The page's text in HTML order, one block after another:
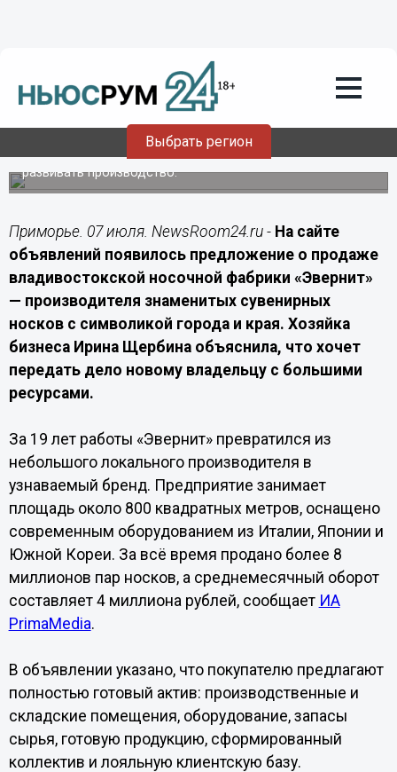
Выбрать регион
07.07.202614:00
Прославившая Владивосток носочная
фабрика выставлена на продажу
Бренд с 19-летней историей ищет покупателя, готового
развивать производство.
Приморье. 07 июля. NewsRoom24.ru - На сайте
объявлений появилось предложение о продаже
владивостокской носочной фабрики «Эвернит»
— производителя знаменитых сувенирных
носков с символикой города и края. Хозяйка
бизнеса Ирина Щербина объяснила, что хочет
передать дело новому владельцу с большими
ресурсами.
За 19 лет работы «Эвернит» превратился из
небольшого локального производителя в
узнаваемый бренд. Предприятие занимает
площадь около 800 квадратных метров, оснащено
современным оборудованием из Италии, Японии и
Южной Кореи. За всё время продано более 8
миллионов пар носков, а среднемесячный оборот
составляет 4 миллиона рублей, сообщает ИА
PrimaMedia.
В объявлении указано, что покупателю предлагают
полностью готовый актив: производственные и
складские помещения, оборудование, запасы
сырья, готовую продукцию, сформированный
коллектив и лояльную клиентскую базу.